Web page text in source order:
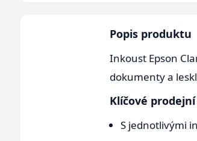
Popis produktu
Inkoust Epson
dokumenty a
Klíčové
S jednotlivými